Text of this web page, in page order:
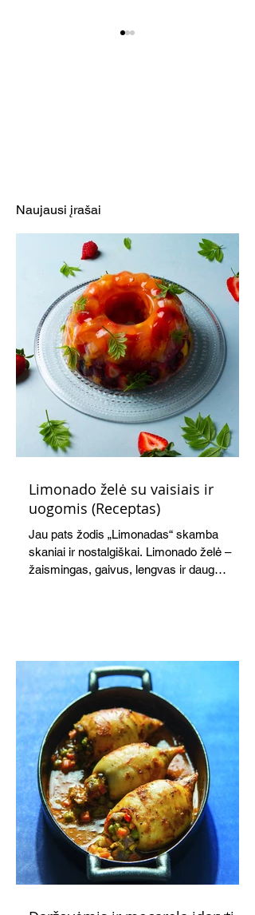
Naujausi įrašai
Limonado želė su vaisiais ir
uogomis (Receptas)
Jau pats žodis „Limonadas“ skamba
skaniai ir nostalgiškai. Limonado želė –
žaismingas, gaivus, lengvas ir daug